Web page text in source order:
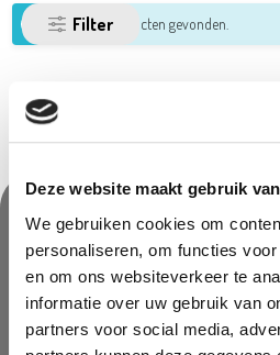
Deze website maakt gebruik
We gebruiken cookies om
personaliseren, om functies
en om ons websiteverkeer te
informatie over uw gebruik van
partners voor social media,
Filter
Geen producten gevonden.
Nooit iets van ons
Mis geen enkele aanbieding, inspirerende
je nu in voor onze nieuwsbrief